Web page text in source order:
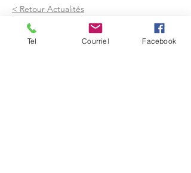
< Retour Actualités
Tel Courriel Facebook